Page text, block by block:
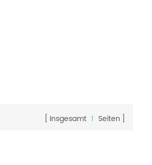
Insgesamt 1 Seiten